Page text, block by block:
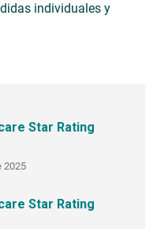
individuales y
Star Rating
2025
Star Rating